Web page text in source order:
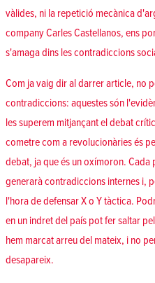
vàlides, ni la repetició mecànica
company Carles Castellanos, ens
s'amaga dins les contradiccions
Com ja vaig dir al darrer article, no
contradiccions: aquestes són
les superem mitjançant el debat
cometre com a revolucionàries és
debat, ja que és un oxímoron.
generarà contradiccions internes i,
l'hora de defensar X o Y tàctica.
en un indret del país pot fer saltar
hem marcat arreu del mateix, i no
desapareix.